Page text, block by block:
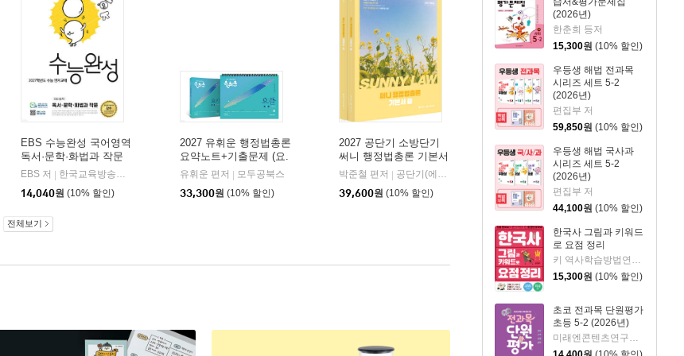
(2026년)
한춘희 등저
15,300원 (10% 할인)
우등생 해법 전과목
시리즈 세트 5-2
(2026년)
편집부 저
59,850원 (10% 할인)
우등생 해법 국사과
시리즈 세트 5-2
(2026년)
편집부 저
44,100원 (10% 할인)
한국사 그림과 키워드
로 요점 정리
키 역사학습방법연구소 저/서영 등 그림/서울대학교 뿌리깊은 역사나무 감수
15,300원 (10% 할인)
초코 전과목 단원평가
초등 5-2 (2026년)
미래엔콘텐츠연구회 저
EBS 수능완성 국어영역
독서·문학·화법과 작문
(2026년)
EBS 저
한국교육방송공사
14,040원 (10% 할인)
2027 유휘운 행정법총론
요약노트+기출문제 (요.
플.)
유휘운 편저
모두공북스
33,300원 (10% 할인)
2027 공단기 소방단기
써니 행정법총론 기본서
박준철 편저
공단기(에스티유니타스)
39,600원 (10% 할인)
전체보기